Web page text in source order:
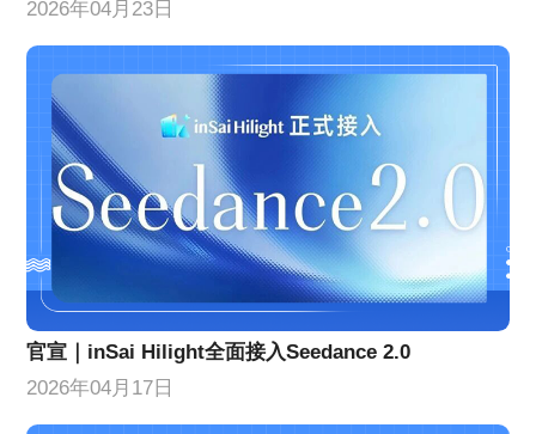
2026年04月23日
官宣｜inSai Hilight全面接入Seedance 2.0
2026年04月17日